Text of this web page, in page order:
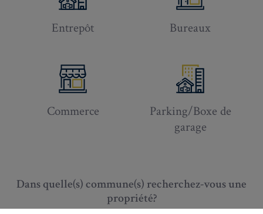
Entrepôt Bureaux
Commerce
Parking/Boxe de
garage
Dans quelle(s) commune(s) recherchez-vous une
propriété?